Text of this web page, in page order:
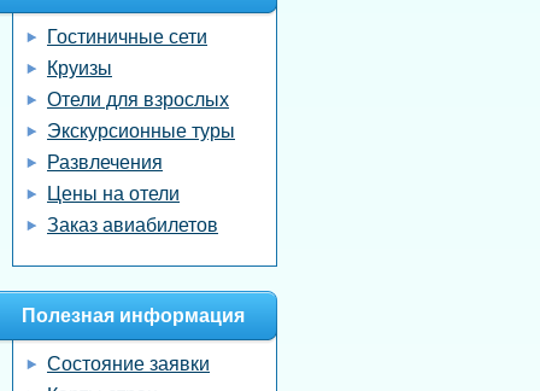
Гостиничные сети
Круизы
Отели для взрослых
Экскурсионные туры
Развлечения
Цены на отели
Заказ авиабилетов
Полезная информация
Состояние заявки